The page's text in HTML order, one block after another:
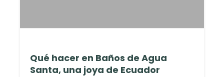
Qué hacer en Baños de Agua
Santa, una joya de Ecuador